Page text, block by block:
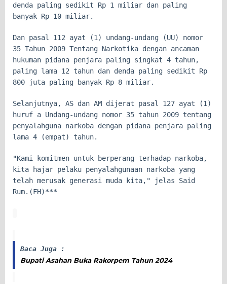
denda paling sedikit Rp 1 miliar dan paling
banyak Rp 10 miliar.
Dan pasal 112 ayat (1) undang-undang (UU) nomor
35 Tahun 2009 Tentang Narkotika dengan ancaman
hukuman pidana penjara paling singkat 4 tahun,
paling lama 12 tahun dan denda paling sedikit Rp
800 juta paling banyak Rp 8 miliar.
Selanjutnya, AS dan AM dijerat pasal 127 ayat (1)
huruf a Undang-undang nomor 35 tahun 2009 tentang
penyalahguna narkoba dengan pidana penjara paling
lama 4 (empat) tahun.
"Kami komitmen untuk berperang terhadap narkoba,
kita hajar pelaku penyalahgunaan narkoba yang
telah merusak generasi muda kita," jelas Said
Rum.(FH)***
Baca Juga :
Bupati Asahan Buka Rakorpem Tahun 2024